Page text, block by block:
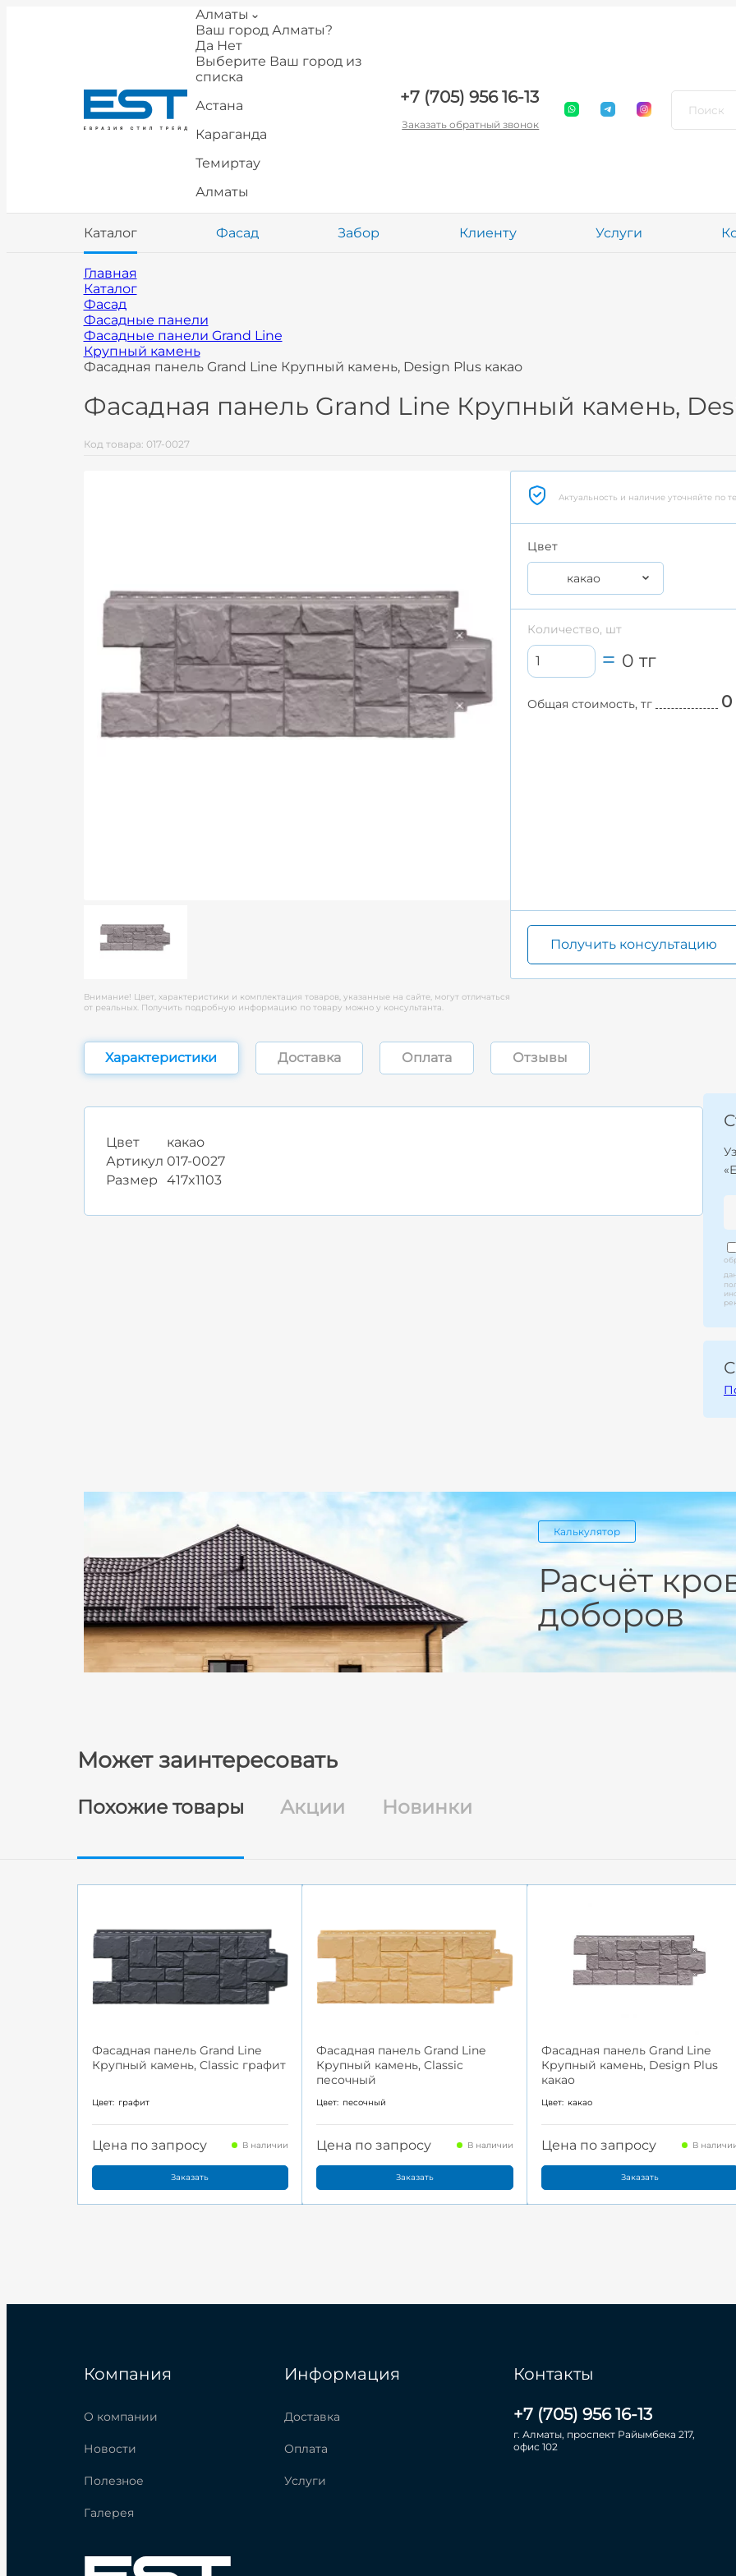
Алматы
Ваш город Алматы?
Да Нет
Выберите Ваш город из
списка
Астана
Караганда
Темиртау
Алматы
+7 (705) 956 16-13
Заказать обратный звонок
Каталог Фасад Забор Клиенту Услуги
Главная
Каталог
Фасад
Фасадные панели
Фасадные панели Grand Line
Крупный камень
Фасадная панель Grand Line Крупный камень, Design Plus какао
Фасадная панель Grand Line Крупный камень,
Код товара: 017-0027
Внимание! Цвет, характеристики и комплектация товаров, указанные на сайте, могут отличаться
от реальных. Получить подробную информацию по товару можно у консультанта.
Актуальность и наличие уточняйте по
Цвет
какао
Количество, шт
0 тг
Общая стоимость, тг 0
Получить консультацию
Характеристики Доставка Оплата Отзывы
Цвет
какао
Артикул 017-0027
Размер
417x1103
Калькулятор
Расчёт
доборов
Может заинтересовать
Похожие товары Акции Новинки
Фасадная панель Grand Line
Крупный камень, Classic графит
Цвет: графит
Цена по запросу В наличии
Заказать
Фасадная панель Grand Line
Крупный камень, Classic
песочный
Цвет: песочный
Цена по запросу В наличии
Заказать
Фасадная панель Grand Line
Крупный камень, Design Plus
какао
Цвет: какао
Цена по запросу В
Заказать
Компания
О компании
Новости
Полезное
Галерея
Информация
Доставка
Оплата
Услуги
Контакты
+7 (705) 956 16-13
г. Алматы, проспект Райымбека 217,
офис 102